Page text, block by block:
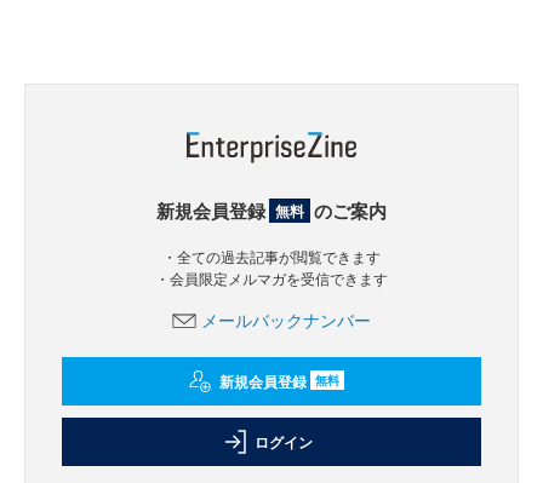
新規会員登録 無料 のご案内
・全ての過去記事が閲覧できます
・会員限定メルマガを受信できます
メールバックナンバー
新規会員登録 無料
ログイン